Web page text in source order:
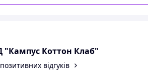
"Кампус Коттон Клаб"
відгуків